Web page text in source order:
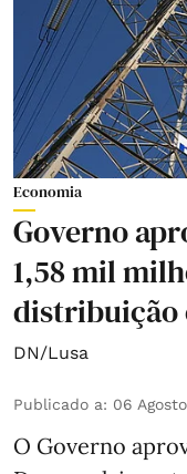
Economia
Governo
1,58 mil
distribuição
DN/Lusa
Publicado a: 06
O Governo